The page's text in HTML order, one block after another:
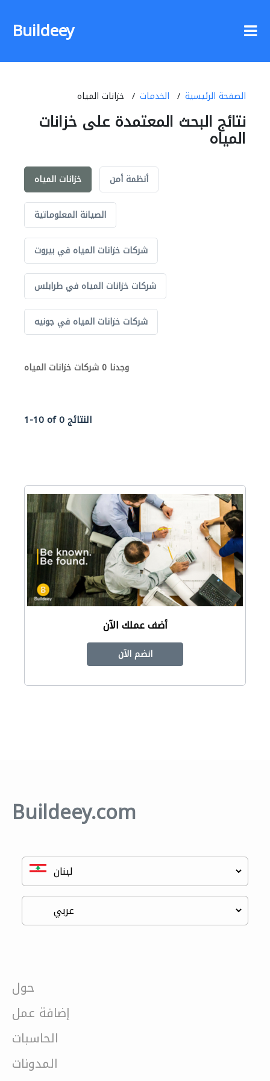
Buildeey
الصفحة الرئيسية الخدمات خزانات المياه
نتائج البحث المعتمدة على خزانات
المياه
خزانات المياه أنظمة أمن
الصيانة المعلوماتية
شركات خزانات المياه في بيروت
شركات خزانات المياه في طرابلس
شركات خزانات المياه في جونيه
وجدنا 0 شركات خزانات المياه
1-10 of 0 النتائج
أضف عملك الآن
انضم الآن
Buildeey.com
حول
إضافة عمل
الحاسبات
المدونات